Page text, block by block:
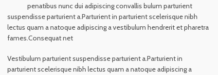
penatibus nunc dui adipiscing convallis bulum parturient
suspendisse parturient a.Parturient in parturient scelerisque nibh
lectus quam a natoque adipiscing a vestibulum hendrerit et pharetra
fames.Consequat net
Vestibulum parturient suspendisse parturient a.Parturient in
parturient scelerisque nibh lectus quam a natoque adipiscing a